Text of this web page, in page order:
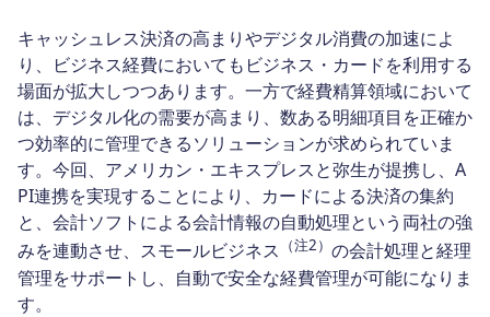
キャッシュレス決済の高まりやデジタル消費の加速によ
り、ビジネス経費においてもビジネス・カードを利用する
場面が拡大しつつあります。一方で経費精算領域において
は、デジタル化の需要が高まり、数ある明細項目を正確か
つ効率的に管理できるソリューションが求められていま
す。今回、アメリカン・エキスプレスと弥生が提携し、A
PI連携を実現することにより、カードによる決済の集約
と、会計ソフトによる会計情報の自動処理という両社の強
みを連動させ、スモールビジネス （注2） の会計処理と経理
管理をサポートし、自動で安全な経費管理が可能になりま
す。